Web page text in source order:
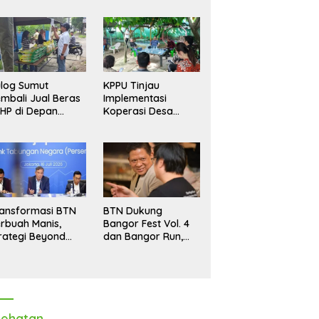
Sumut
Jual Beras
di Depan
Akhir Tahun
KPPU Tinjau
Implementasi
Koperasi Desa
BTN
Manis,
Beyond
BTN Dukung
Bangor Fest Vol. 4
dan Bangor Run,